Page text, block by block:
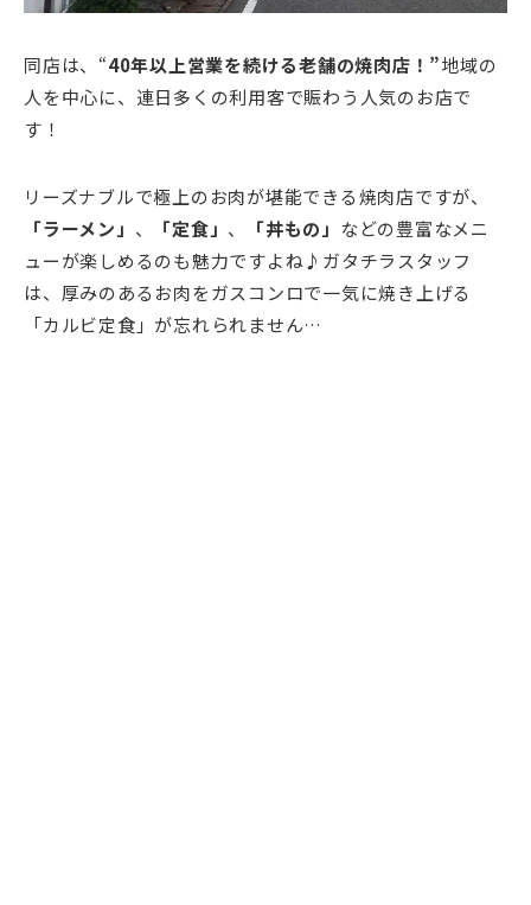
同店は、“40年以上営業を続ける老舗の焼肉店！”地域の
人を中心に、連日多くの利用客で賑わう人気のお店で
す！
リーズナブルで極上のお肉が堪能できる焼肉店ですが、
「ラーメン」 、 「定食」 、 「丼もの」 などの豊富なメニ
ューが楽しめるのも魅力ですよね♪ガタチラスタッフ
は、厚みのあるお肉をガスコンロで一気に焼き上げる
「カルビ定食」が忘れられません…